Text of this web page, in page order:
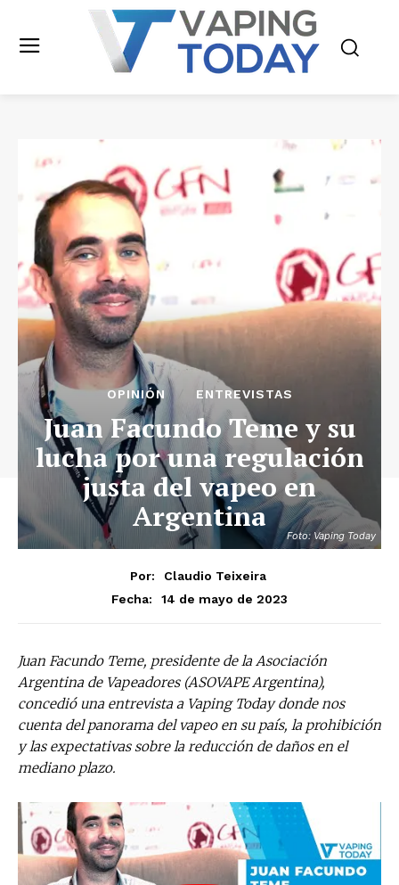
Foto: Vaping Today
OPINIÓN ENTREVISTAS
Juan Facundo Teme y su
lucha por una regulación
justa del vapeo en
Argentina
Por:
Claudio Teixeira
Fecha:
14 de mayo de 2023
Juan Facundo Teme, presidente de la Asociación
Argentina de Vapeadores (ASOVAPE Argentina),
concedió una entrevista a Vaping Today donde nos
cuenta del panorama del vapeo en su país, la prohibición
y las expectativas sobre la reducción de daños en el
mediano plazo.